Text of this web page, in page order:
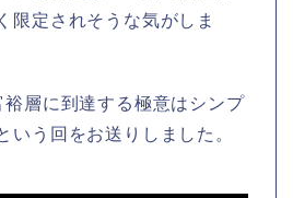
限定されそうな気がしま
層に到達する極意はシンプ
いう回をお送りしました。